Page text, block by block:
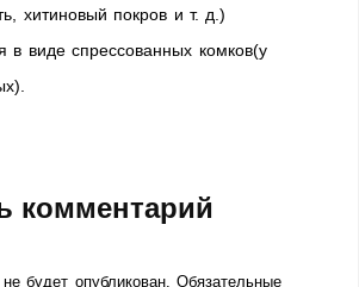
хитиновый покров и т. д.)
в виде спрессованных комков(у
комментарий
будет опубликован. Обязательные